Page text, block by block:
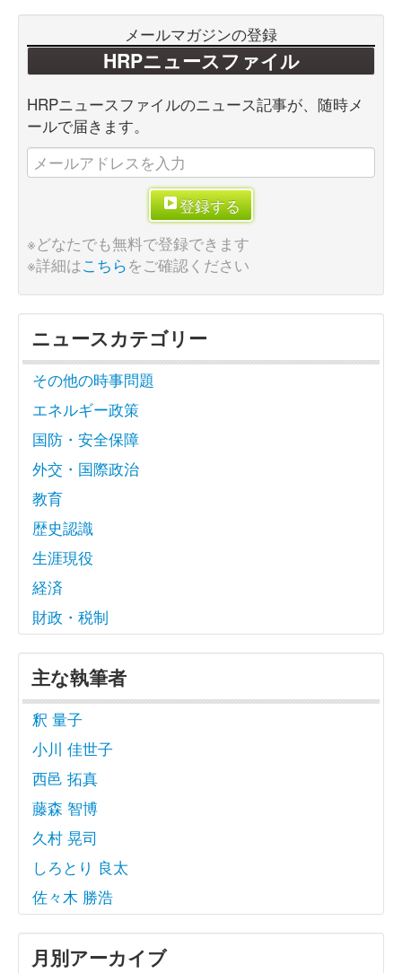
メールマガジンの登録
HRPニュースファイル
HRPニュースファイルのニュース記事が、随時メ
ールで届きます。
登録する
※どなたでも無料で登録できます
※詳細はこちらをご確認ください
ニュースカテゴリー
その他の時事問題
エネルギー政策
国防・安全保障
外交・国際政治
教育
歴史認識
生涯現役
経済
財政・税制
主な執筆者
釈 量子
小川 佳世子
西邑 拓真
藤森 智博
久村 晃司
しろとり 良太
佐々木 勝浩
月別アーカイブ